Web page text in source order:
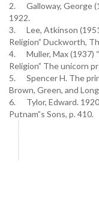
2. Galloway, George
1922.
3. Lee, Atkinson
Religion” Duckworth,
4. Muller, Max (1937)
Religion” The unicorn
5. Spencer H. The
Brown, Green, and
6. Tylor, Edward. 1920
Putnam”s Sons, p. 410.